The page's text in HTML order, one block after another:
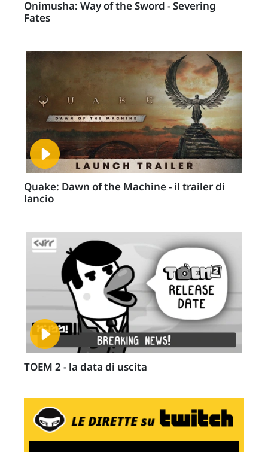
Onimusha: Way of the Sword - Severing
Fates
Quake: Dawn of the Machine - il trailer di
lancio
TOEM 2 - la data di uscita